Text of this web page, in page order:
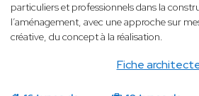
Fiche
particuliers et professionnels dans la
l’aménagement, avec une approche sur
créative, du concept à la réalisation.